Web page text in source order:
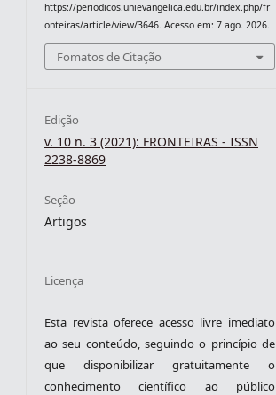
https://periodicos.unievangelica.edu.br/index.php/fr
onteiras/article/view/3646. Acesso em: 7 ago. 2026.
Fomatos de Citação
Edição
v. 10 n. 3 (2021): FRONTEIRAS - ISSN
2238-8869
Seção
Artigos
Licença
Esta revista oferece acesso livre imediato
ao seu conteúdo, seguindo o princípio de
que disponibilizar gratuitamente o
conhecimento científico ao público